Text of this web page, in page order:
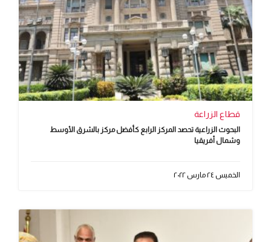
قطاع الزراعة
‫البحوث الزراعية تحصد المركز الرابع كأفضل مركز بالشرق الأوسط
وشمال أفريقيا
الخميس ٢٤ مارس ٢٠٢٢